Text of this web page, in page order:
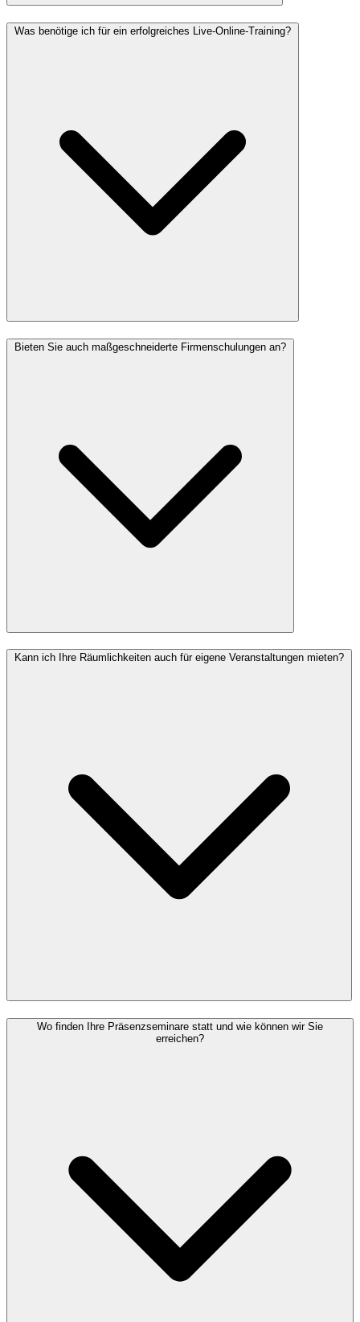
Was benötige ich für ein erfolgreiches Live-Online-Training?
Bieten Sie auch maßgeschneiderte Firmenschulungen an?
Kann ich Ihre Räumlichkeiten auch für eigene Veranstaltungen mieten?
Wo finden Ihre Präsenzseminare statt und wie können wir Sie
erreichen?